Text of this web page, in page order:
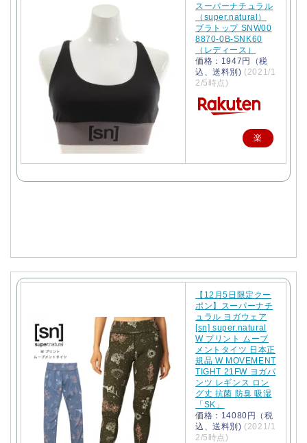
スーパーナチュラル
（super.natural）
ブラトップ SNW00
8870-0B-SNK60
（レディース）
価格：1947円（税
込、送料別) (2021/1
2/5時点)
楽
【12月5日限定クー
ポン】スーパーナチ
ュラル ヨガウェア
[sn] super.natural
W プリント ムーブ
メントタイツ 日本正
規品 W MOVEMENT
TIGHT 21FW ヨガパ
ンツ レギンス ロン
グ丈 抗菌 防臭 吸湿
「SK」
価格：14080円（税
込、送料別) (2021/1
2/5時点)